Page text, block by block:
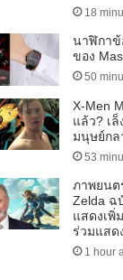
18
นาฬิกาข้
ของ
50
X-Men
แล้ว? เ
มนุษย์กล
53
ภาพยนต
Zelda ฉ
แสดงเพิ่
ร่วมแสด
1 hour